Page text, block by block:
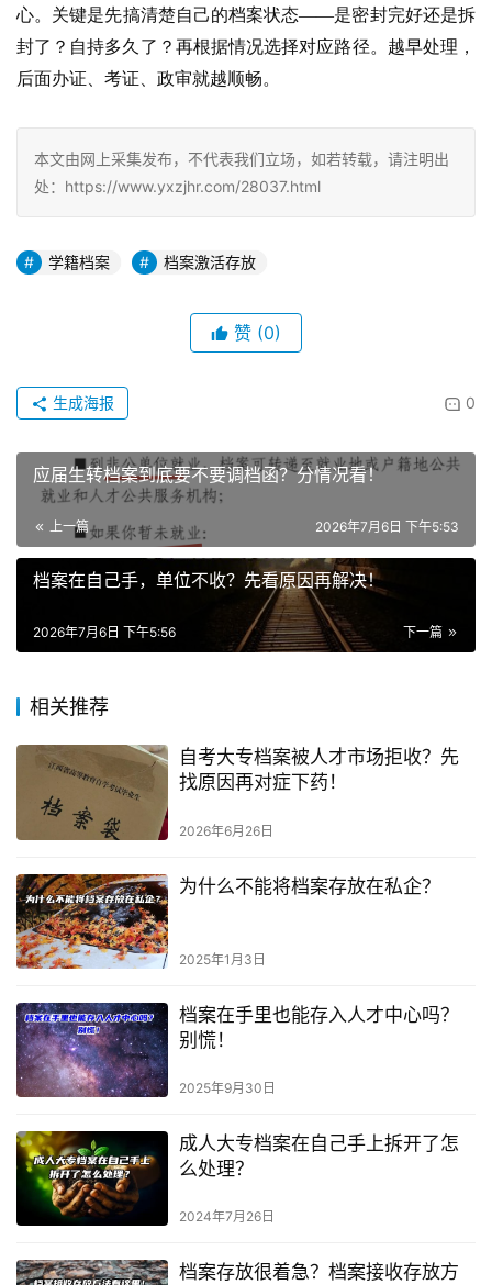
心。关键是先搞清楚自己的档案状态——是密封完好还是拆
封了？自持多久了？再根据情况选择对应路径。越早处理，
后面办证、考证、政审就越顺畅。
本文由网上采集发布，不代表我们立场，如若转载，请注明出
处：https://www.yxzjhr.com/28037.html
学籍档案 档案激活存放
赞 (0)
0
生成海报
应届生转档案到底要不要调档函？分情况看！
上一篇 2026年7月6日 下午5:53
档案在自己手，单位不收？先看原因再解决！
下一篇
2026年7月6日 下午5:56
相关推荐
自考大专档案被人才市场拒收？先
找原因再对症下药！
2026年6月26日
为什么不能将档案存放在私企？
2025年1月3日
档案在手里也能存入人才中心吗？
别慌！
2025年9月30日
成人大专档案在自己手上拆开了怎
么处理？
2024年7月26日
档案存放很着急？档案接收存放方